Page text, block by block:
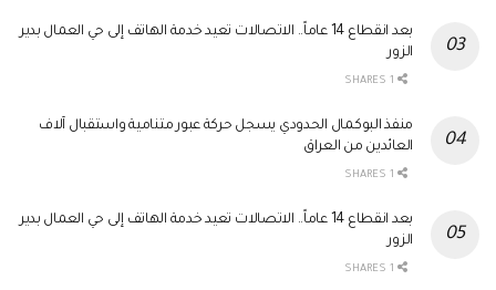
بعد انقطاع 14 عاماً.. الاتصالات تعيد خدمة الهاتف إلى حي العمال بدير
الزور
منفذ البوكمال الحدودي يسجل حركة عبور متنامية واستقبال آلاف
العائدين من العراق
بعد انقطاع 14 عاماً.. الاتصالات تعيد خدمة الهاتف إلى حي العمال بدير
الزور